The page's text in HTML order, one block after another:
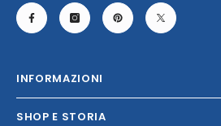
INFORMAZIONI
SHOP E STORIA